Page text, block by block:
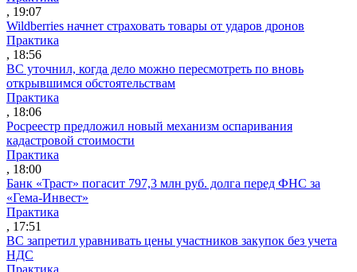
, 19:07
Wildberries начнет страховать товары от ударов дронов
Практика
, 18:56
ВС уточнил, когда дело можно пересмотреть по вновь
открывшимся обстоятельствам
Практика
, 18:06
Росреестр предложил новый механизм оспаривания
кадастровой стоимости
Практика
, 18:00
Банк «Траст» погасит 797,3 млн руб. долга перед ФНС за
«Гема-Инвест»
Практика
, 17:51
ВС запретил уравнивать цены участников закупок без учета
НДС
Практика